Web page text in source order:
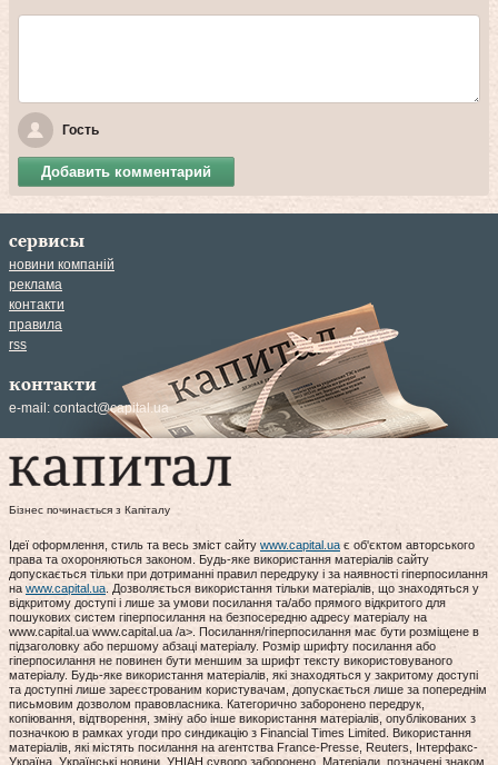
Гость
Добавить комментарий
сервисы
новини компаній
реклама
контакти
правила
rss
контакти
e-mail: contact@capital.ua
Бізнес починається з Капіталу
Ідеї оформлення, стиль та весь зміст сайту www.capital.ua є об'єктом авторського
права та охороняються законом. Будь-яке використання матеріалів сайту
допускається тільки при дотриманні правил передруку і за наявності гіперпосилання
на www.capital.ua. Дозволяється використання тільки матеріалів, що знаходяться у
відкритому доступі і лише за умови посилання та/або прямого відкритого для
пошукових систем гіперпосилання на безпосередню адресу матеріалу на
www.capital.ua www.capital.ua /a>. Посилання/гіперпосилання має бути розміщене в
підзаголовку або першому абзаці матеріалу. Розмір шрифту посилання або
гіперпосилання не повинен бути меншим за шрифт тексту використовуваного
матеріалу. Будь-яке використання матеріалів, які знаходяться у закритому доступі
та доступні лише зареєстрованим користувачам, допускається лише за попереднім
письмовим дозволом правовласника. Категорично заборонено передрук,
копіювання, відтворення, зміну або інше використання матеріалів, опублікованих з
позначкою в рамках угоди про синдикацію з Financial Times Limited. Використання
матеріалів, які містять посилання на агентства France-Presse, Reuters, Інтерфакс-
Україна, Українські новини, УНІАН суворо заборонено. Матеріали, позначені знаком